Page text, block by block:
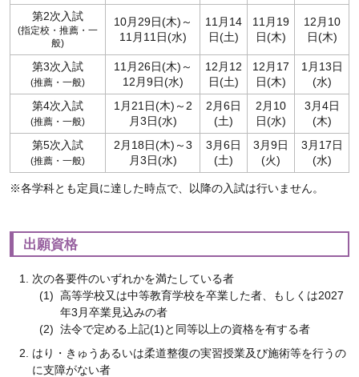
第2次入試
(指定校・推薦・一
般)
10月29日(木)～
11月11日(水)
11月14
日(土)
11月19
日(木)
12月10
日(木)
第3次入試
(推薦・一般)
11月26日(木)～
12月9日(水)
12月12
日(土)
12月17
日(木)
1月13日
(水)
第4次入試
(推薦・一般)
1月21日(木)～2
月3日(水)
2月6日
(土)
2月10
日(水)
3月4日
(木)
第5次入試
(推薦・一般)
2月18日(木)～3
月3日(水)
3月6日
(土)
3月9日
(火)
3月17日
(水)
※各学科とも定員に達した時点で、以降の入試は行いません。
出願資格
次の各要件のいずれかを満たしている者
高等学校又は中等教育学校を卒業した者、もしくは2027
年3月卒業見込みの者
法令で定める上記(1)と同等以上の資格を有する者
はり・きゅうあるいは柔道整復の実習授業及び施術等を行うの
に支障がない者